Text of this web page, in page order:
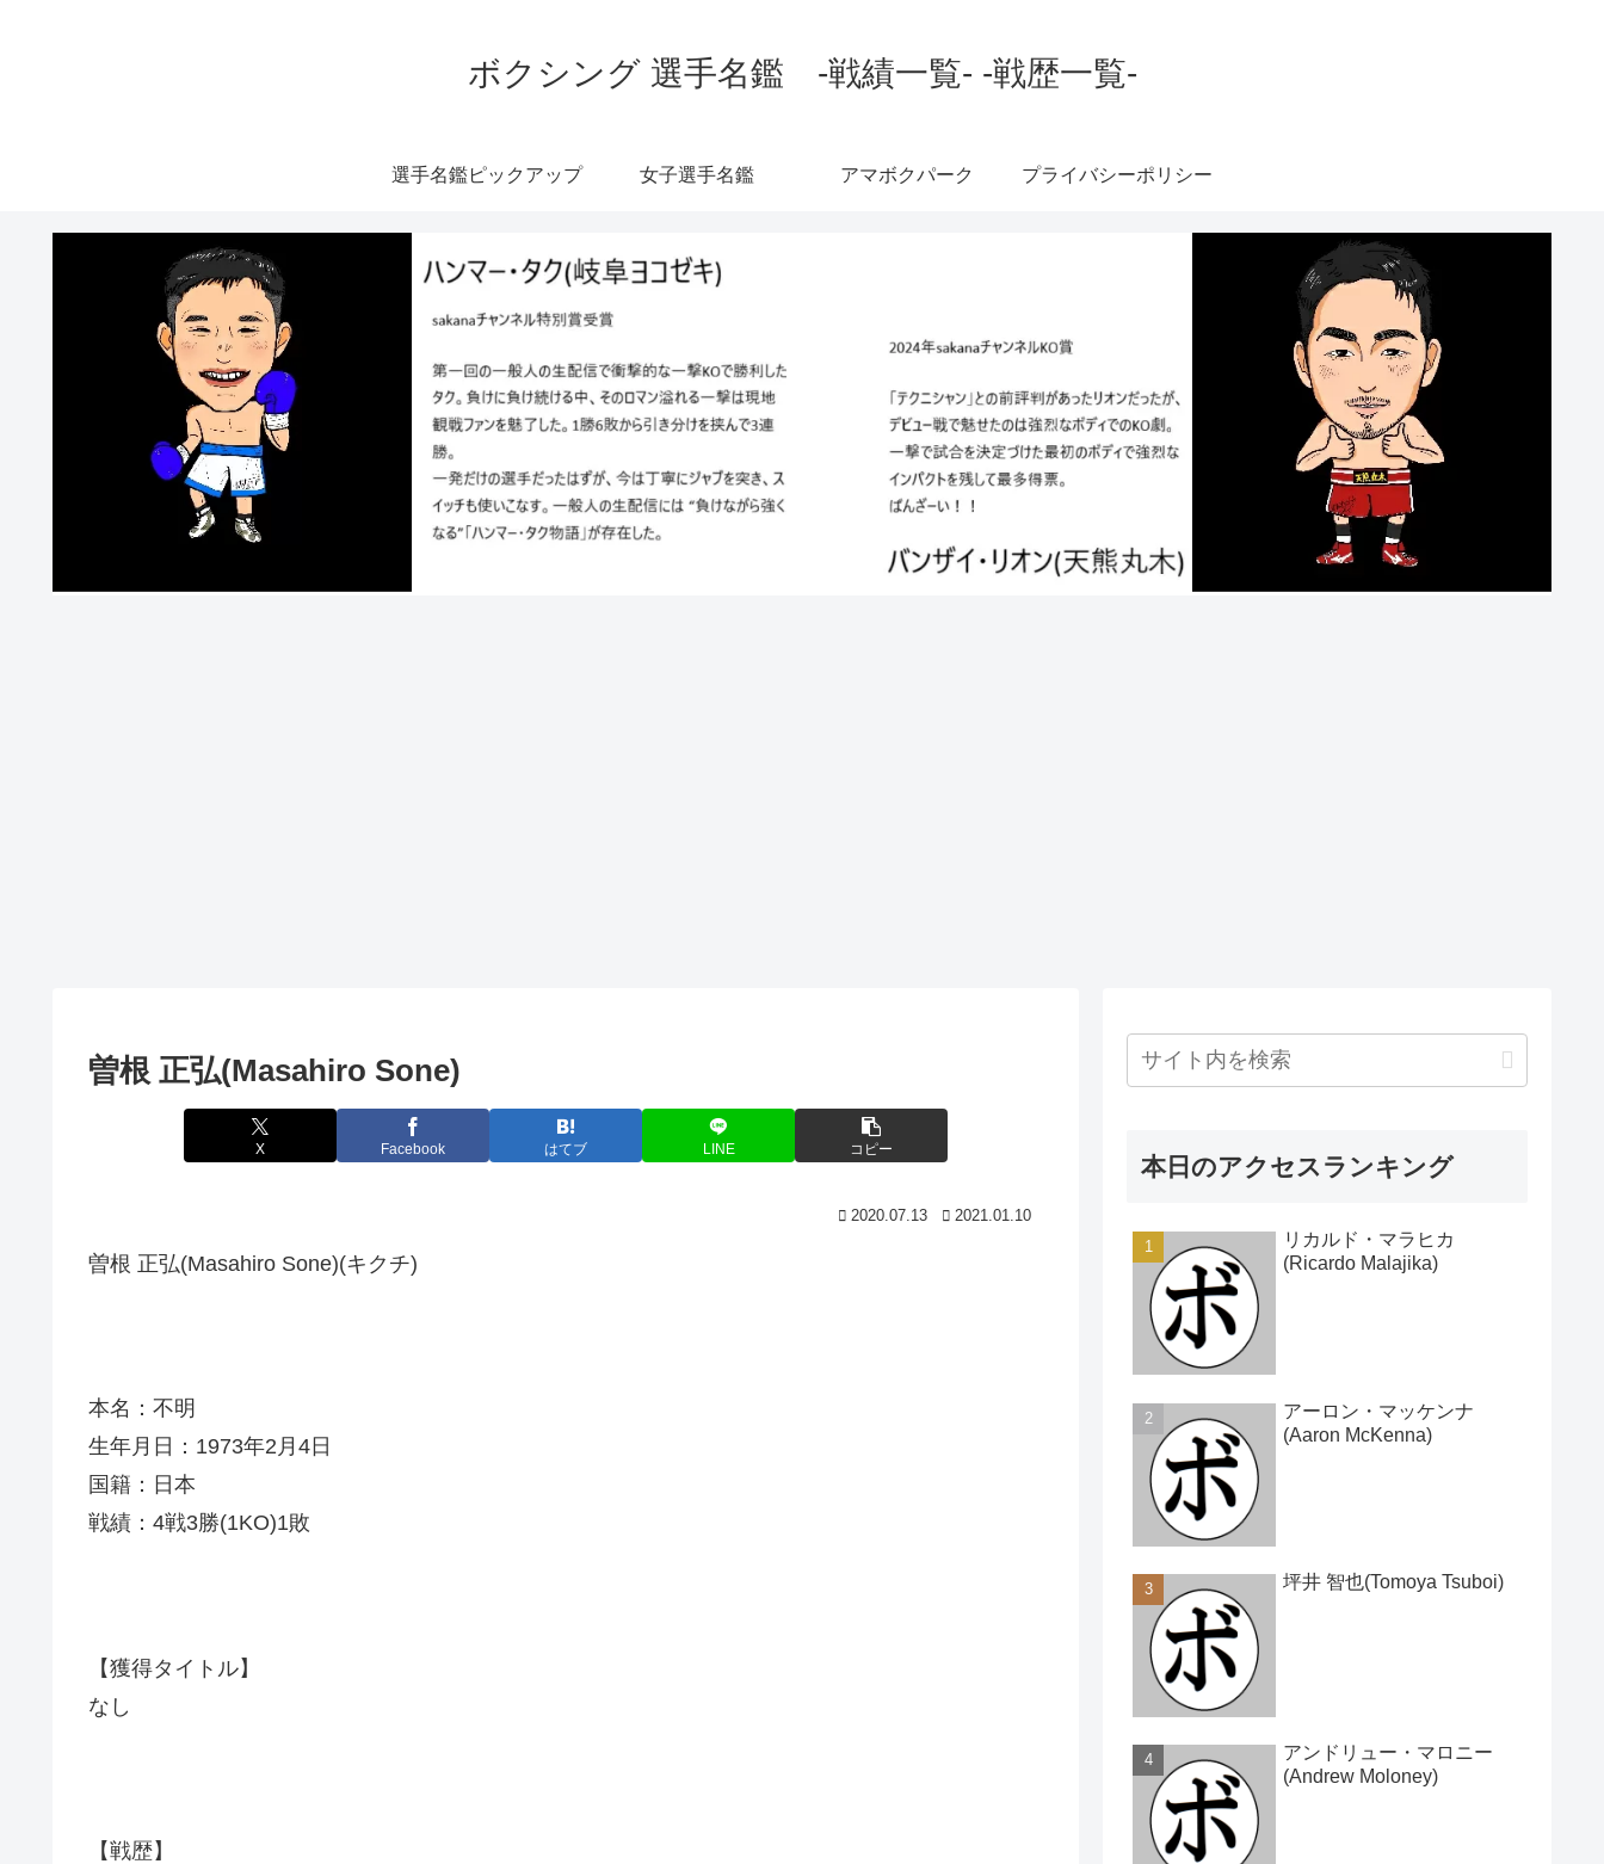
ボクシング 選手名鑑 -戦績一覧- -戦歴一覧-
選手名鑑ピックアップ 女子選手名鑑 アマボクパーク プライバシーポリシー
曽根 正弘(Masahiro Sone)
X Facebook はてブ LINE コピー
2020.07.13 2021.01.10
曽根 正弘(Masahiro Sone)(キクチ)
本名：不明
生年月日：1973年2月4日
国籍：日本
戦績：4戦3勝(1KO)1敗
【獲得タイトル】
なし
【戦歴】
本日のアクセスランキング
リカルド・マラヒカ
(Ricardo Malajika)
アーロン・マッケンナ
(Aaron McKenna)
坪井 智也(Tomoya Tsuboi)
アンドリュー・マロニー
(Andrew Moloney)